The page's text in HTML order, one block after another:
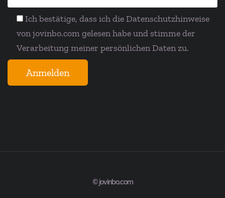
Ich bestätige, dass ich die Datenschutz­hinweise
von jovinbo.com gelesen habe und stimme der
Verarbeitung meiner persönlichen Daten zu.
© jovinbo.com